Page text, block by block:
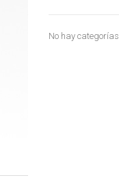
No hay categorías